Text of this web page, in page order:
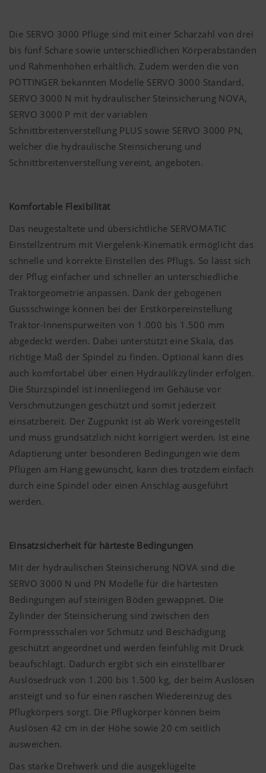
Die SERVO 3000 Pflüge sind mit einer Scharzahl von drei
bis fünf Schare sowie unterschiedlichen Körperabständen
und Rahmenhöhen erhältlich. Zudem werden die von
PÖTTINGER bekannten Modelle SERVO 3000 Standard,
SERVO 3000 N mit hydraulischer Steinsicherung NOVA,
SERVO 3000 P mit der variablen
Schnittbreitenverstellung PLUS sowie SERVO 3000 PN,
welcher die hydraulische Steinsicherung und
Schnittbreitenverstellung vereint, angeboten.
Komfortable Flexibilität
Das neugestaltete und übersichtliche SERVOMATIC
Einstellzentrum mit Viergelenk-Kinematik ermöglicht das
schnelle und korrekte Einstellen des Pflugs. So lässt sich
der Pflug einfacher und schneller an unterschiedliche
Traktorgeometrie anpassen. Dank der gebogenen
Gussschwinge können bei der Erstkörpereinstellung
Traktor-Innenspurweiten von 1.000 bis 1.500 mm
abgedeckt werden. Dabei unterstützt eine Skala, das
richtige Maß der Spindel zu finden. Optional kann dies
auch komfortabel über einen Hydraulikzylinder erfolgen.
Die Sturzspindel ist innenliegend im Gehäuse vor
Verschmutzungen geschützt und somit jederzeit
einsatzbereit. Der Zugpunkt ist ab Werk voreingestellt
und muss grundsätzlich nicht korrigiert werden. Ist eine
Adaptierung unter besonderen Bedingungen wie dem
Pflügen am Hang gewünscht, kann dies trotzdem einfach
durch eine Spindel oder einen Anschlag ausgeführt
werden.
Einsatzsicherheit für härteste Bedingungen
Mit der hydraulischen Steinsicherung NOVA sind die
SERVO 3000 N und PN Modelle für die härtesten
Bedingungen auf steinigen Böden gewappnet. Die
Zylinder der Steinsicherung sind zwischen den
Formpressschalen vor Schmutz und Beschädigung
geschützt angeordnet und werden feinfühlig mit Druck
beaufschlagt. Dadurch ergibt sich ein einstellbarer
Auslösedruck von 1.200 bis 1.500 kg, der beim Auslösen
ansteigt und so für einen raschen Wiedereinzug des
Pflugkörpers sorgt. Die Pflugkörper können beim
Auslösen 42 cm in der Höhe sowie 20 cm seitlich
ausweichen.
Das starke Drehwerk und die ausgeklügelte